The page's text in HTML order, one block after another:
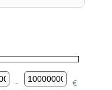
- €